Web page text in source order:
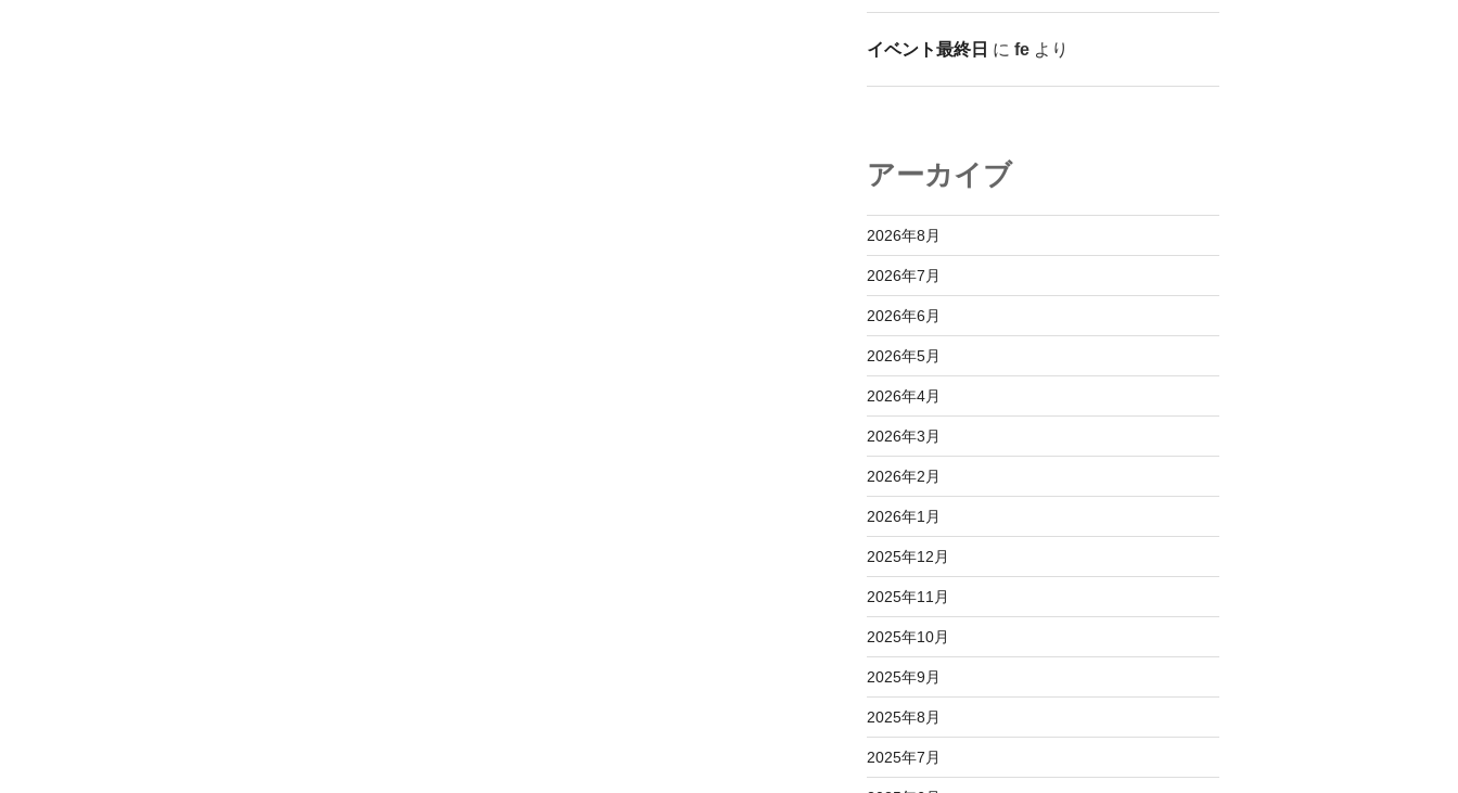
イベント最終日 に feより
アーカイブ
2026年8月
2026年7月
2026年6月
2026年5月
2026年4月
2026年3月
2026年2月
2026年1月
2025年12月
2025年11月
2025年10月
2025年9月
2025年8月
2025年7月